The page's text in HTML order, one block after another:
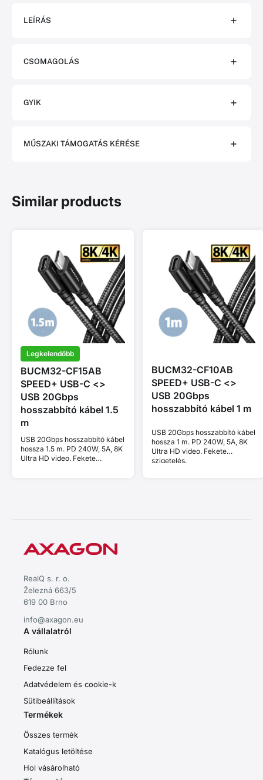
LEÍRÁS
CSOMAGOLÁS
GYIK
MŰSZAKI TÁMOGATÁS KÉRÉSE
Similar products
Legkelendőbb
BUCM32-CF15AB
SPEED+ USB-C <>
USB 20Gbps
hosszabbító kábel 1.5
m
USB 20Gbps hosszabbító kábel
hossza 1.5 m. PD 240W, 5A, 8K
Ultra HD video. Fekete
BUCM32-CF10AB
SPEED+ USB-C <>
USB 20Gbps
hosszabbító kábel 1 m
USB 20Gbps hosszabbító kábel
hossza 1 m. PD 240W, 5A, 8K
Ultra HD video. Fekete
szigetelés.
RealQ s. r. o.
Železná 663/5
619 00 Brno
info@axagon.eu
A vállalatról
Rólunk
Fedezze fel
Adatvédelem és cookie-k
Sütibeállítások
Termékek
Összes termék
Katalógus letöltése
Hol vásárolható